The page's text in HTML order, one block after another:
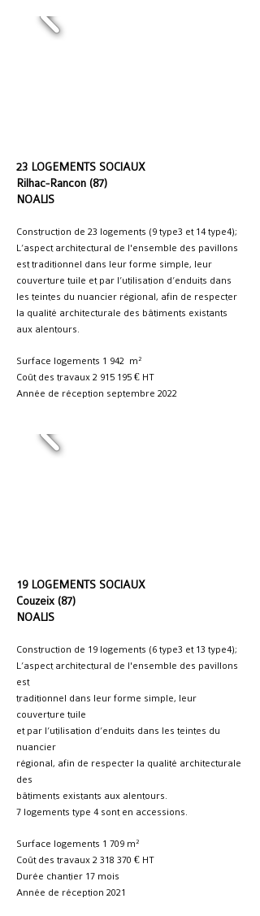
23 LOGEMENTS SOCIAUX
Rilhac-Rancon (87)
NOALIS
Construction de 23 logements (9 type3 et 14 type4);
L’aspect architectural de l'ensemble des pavillons
est traditionnel dans leur forme simple, leur
couverture tuile et par l’utilisation d’enduits dans
les teintes du nuancier régional, afin de respecter
la qualité architecturale des bâtiments existants
aux alentours.
Surface logements 1 942 m²
Coût des travaux 2 915 195 € HT
Année de réception septembre 2022
19 LOGEMENTS SOCIAUX
Couzeix (87)
NOALIS
Construction de 19 logements (6 type3 et 13 type4);
L’aspect architectural de l'ensemble des pavillons
est
traditionnel dans leur forme simple, leur
couverture tuile
et par l’utilisation d’enduits dans les teintes du
nuancier
régional, afin de respecter la qualité architecturale
des
bâtiments existants aux alentours.
7 logements type 4 sont en accessions.
Surface logements 1 709 m²
Coût des travaux 2 318 370 € HT
Durée chantier 17 mois
Année de réception 2021